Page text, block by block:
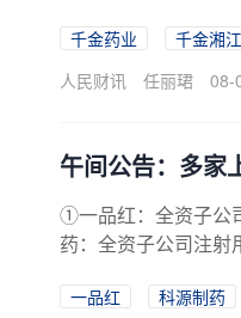
千金药业
千金湘
人民财讯
任丽珺 08-
午间公告：多家
①一品红：全资子公
药：全资子公司注
证监会备案。⑤新乡
一品红
科源制药